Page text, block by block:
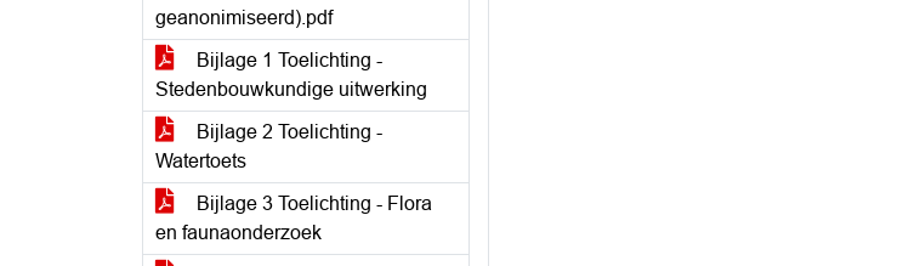
geanonimiseerd).pdf
Bijlage 1 Toelichting -
Stedenbouwkundige uitwerking
Bijlage 2 Toelichting -
Watertoets
Bijlage 3 Toelichting - Flora
en faunaonderzoek